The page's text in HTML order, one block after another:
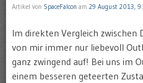
Artikel von SpaceFalcon am 29 August 2013,
Im direkten Vergleich zwischen
von mir immer nur liebevoll
ganz zwingend auf! Bei uns im
einem besseren geteerten